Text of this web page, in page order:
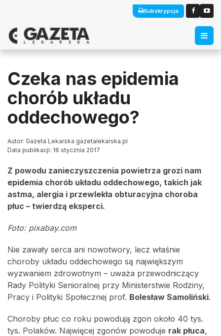
Subskrypcja
Czeka nas epidemia
chorób układu
oddechowego?
Autor: Gazeta Lekarska gazetalekarska.pl
Data publikacji: 16 stycznia 2017
Z powodu zanieczyszczenia powietrza grozi nam
epidemia chorób układu oddechowego, takich jak
astma, alergia i przewlekła obturacyjna choroba
płuc – twierdzą eksperci.
Foto: pixabay.com
Nie zawały serca ani nowotwory, lecz właśnie
choroby układu oddechowego są największym
wyzwaniem zdrowotnym – uważa przewodniczący
Rady Polityki Senioralnej przy Ministerstwie Rodziny,
Pracy i Polityki Społecznej prof. Bolesław Samoliński.
Choroby płuc co roku powodują zgon około 40 tys.
tys. Polaków. Najwięcej zgonów powoduje rak płuca,